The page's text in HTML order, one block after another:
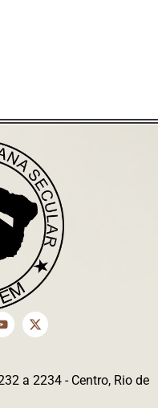
a 2234 - Centro, Rio de